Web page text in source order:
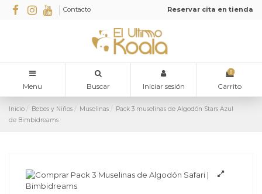
Contacto Reservar cita en tienda
Menu Buscar Iniciar sesión
0
Carrito
Inicio Bebes y Niños Muselinas
Pack 3 muselinas de Algodón Stars Azul
de Bimbidreams